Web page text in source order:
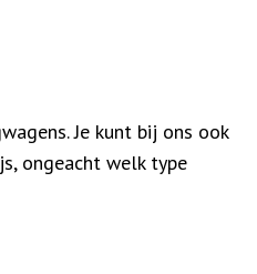
Je kunt bij ons ook
ongeacht welk type